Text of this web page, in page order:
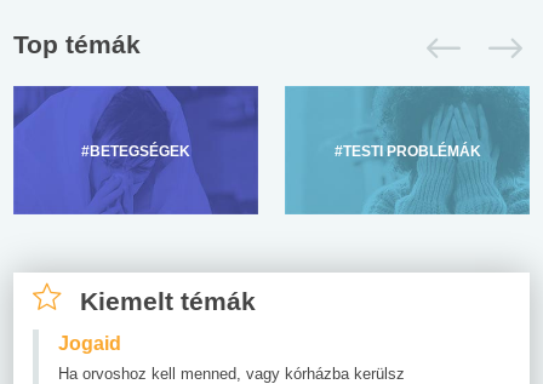
Top témák
#BETEGSÉGEK #TESTI PROBLÉMÁK
Kiemelt témák
Jogaid
Ha orvoshoz kell menned, vagy kórházba kerülsz